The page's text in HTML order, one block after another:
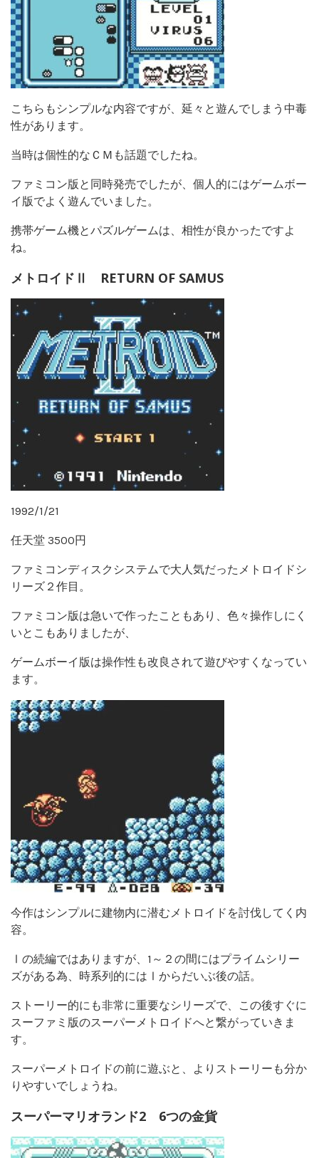
こちらもシンプルな内容ですが、延々と遊んでしまう中毒
性があります。
当時は個性的なＣＭも話題でしたね。
ファミコン版と同時発売でしたが、個人的にはゲームボー
イ版でよく遊んでいました。
携帯ゲーム機とパズルゲームは、相性が良かったですよ
ね。
メトロイドⅡ RETURN OF SAMUS
1992/1/21
任天堂 3500円
ファミコンディスクシステムで大人気だったメトロイドシ
リーズ２作目。
ファミコン版は急いで作ったこともあり、色々操作しにく
いとこもありましたが、
ゲームボーイ版は操作性も改良されて遊びやすくなってい
ます。
今作はシンプルに建物内に潜むメトロイドを討伐してく内
容。
Ⅰの続編ではありますが、1～２の間にはプライムシリー
ズがある為、時系列的にはⅠからだいぶ後の話。
ストーリー的にも非常に重要なシリーズで、この後すぐに
スーファミ版のスーパーメトロイドへと繋がっていきま
す。
スーパーメトロイドの前に遊ぶと、よりストーリーも分か
りやすいでしょうね。
スーパーマリオランド2 6つの金貨